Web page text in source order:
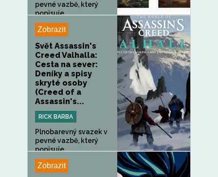
pevné vazbě, který
popisuje...
Zobrazit
Svět Assassin's
Creed Valhalla:
Cesta na sever:
Deníky a spisy
skryté osoby
(Creed of a
Assassin's...
RICK BARBA
Plnobarevný svazek v
pevné vazbě, který
popisuje...
Zobrazit